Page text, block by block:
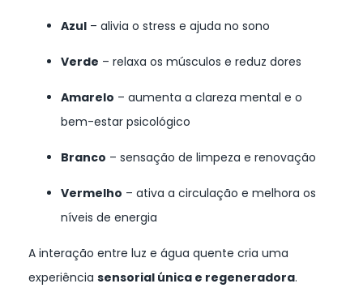
Azul – alivia o stress e ajuda no sono
Verde – relaxa os músculos e reduz dores
Amarelo – aumenta a clareza mental e o
bem-estar psicológico
Branco – sensação de limpeza e renovação
Vermelho – ativa a circulação e melhora os
níveis de energia
A interação entre luz e água quente cria uma
experiência sensorial única e regeneradora.